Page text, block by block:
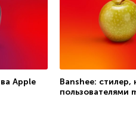
Apple
Banshee: стилер,
пользователями